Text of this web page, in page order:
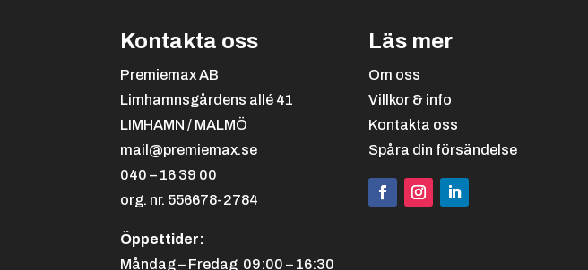
Kontakta oss
Premiemax AB
Limhamnsgårdens allé 41
LIMHAMN / MALMÖ
mail@premiemax.se
040 – 16 39 00
org. nr. 556678-2784
Öppettider:
Måndag – Fredag 09:00 – 16:30
Läs mer
Om oss
Villkor & info
Kontakta oss
Spåra din försändelse